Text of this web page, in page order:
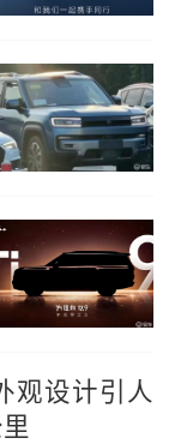
观设计引人